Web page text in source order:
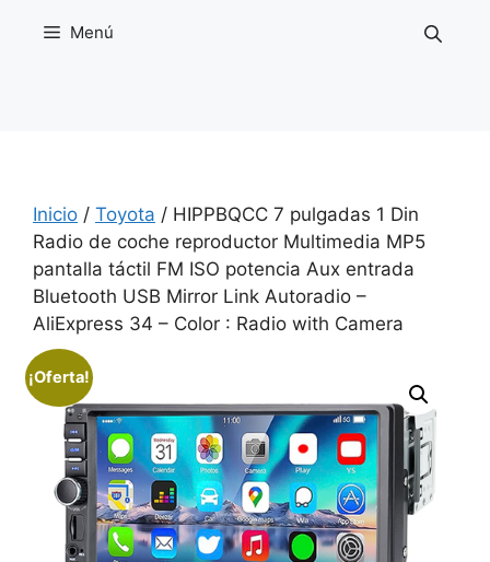
Menú
Inicio / Toyota / HIPPBQCC 7 pulgadas 1 Din
Radio de coche reproductor Multimedia MP5
pantalla táctil FM ISO potencia Aux entrada
Bluetooth USB Mirror Link Autoradio –
AliExpress 34 – Color : Radio with Camera
¡Oferta!